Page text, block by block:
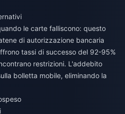
le carte falliscono: questo
di autorizzazione bancaria
tassi di successo del 92-95%
restrizioni. L'addebito
bolletta mobile, eliminando la